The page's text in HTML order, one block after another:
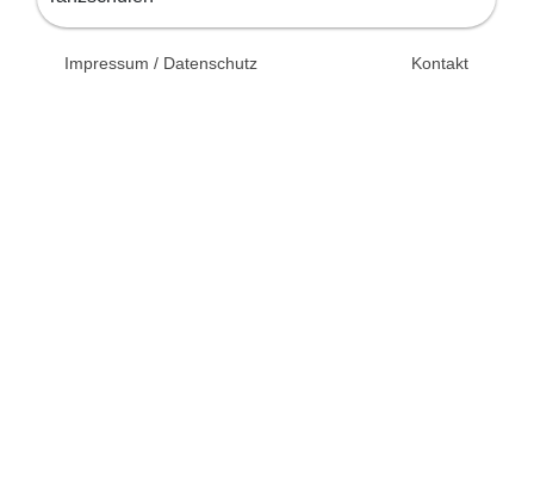
Impressum / Datenschutz Kontakt
© 2026 Unsertag.de - Ihr